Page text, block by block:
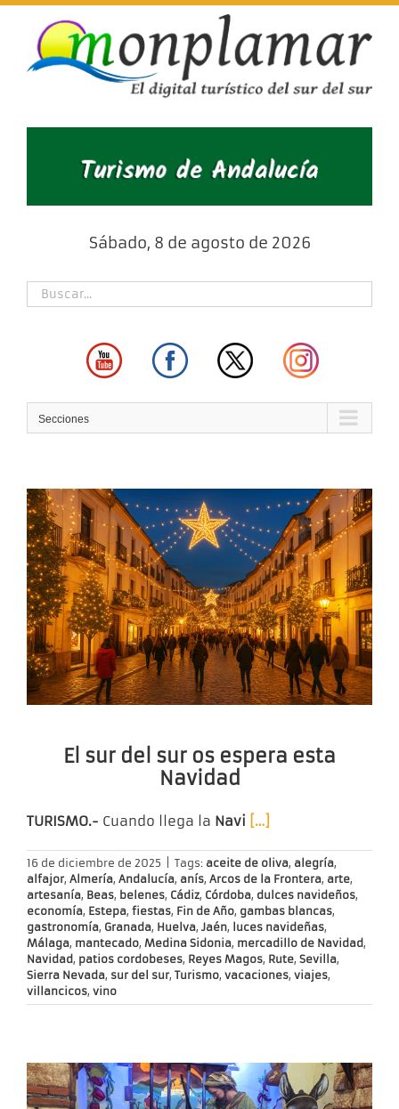
Skip
content
Sábado, 8 de agosto de 2026
Secciones
El sur del sur os espera esta
Navidad
TURISMO.- Cuando llega la Navi […]
16 de diciembre de 2025 Tags: aceite de oliva, alegría,
alfajor, Almería, Andalucía, anís, Arcos de la Frontera, arte,
artesanía, Beas, belenes, Cádiz, Córdoba, dulces navideños,
economía, Estepa, fiestas, Fin de Año, gambas blancas,
gastronomía, Granada, Huelva, Jaén, luces navideñas,
Málaga, mantecado, Medina Sidonia, mercadillo de Navidad ,
Navidad , patios cordobeses, Reyes Magos, Rute, Sevilla,
Sierra Nevada, sur del sur, Turismo, vacaciones, viajes,
villancicos, vino